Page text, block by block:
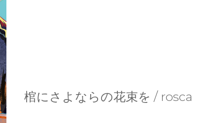
棺にさよならの花束を / rosca